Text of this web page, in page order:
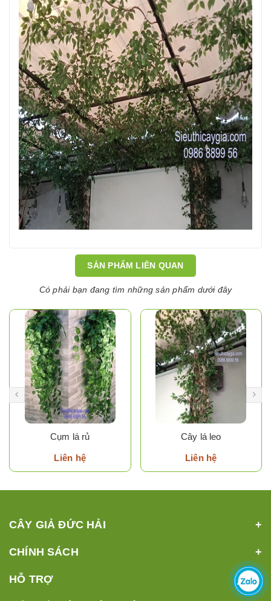
SẢN PHẨM LIÊN QUAN
Có phải bạn đang tìm những sản phẩm dưới đây
Cụm lá rủ
Liên hệ
Cây lá leo
Liên hệ
CÂY GIẢ ĐỨC HẢI
CHÍNH SÁCH
HỖ TRỢ